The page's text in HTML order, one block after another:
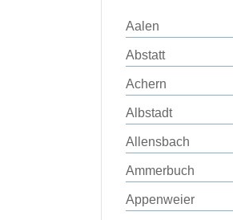
Aalen
Abstatt
Achern
Albstadt
Allensbach
Ammerbuch
Appenweier